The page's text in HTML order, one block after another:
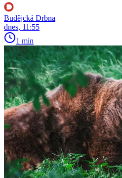
Budějcká Drbna
dnes, 11:55
1 min